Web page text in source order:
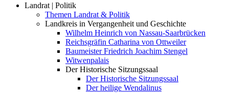
Landrat | Politik
Themen Landrat & Politik
Landkreis in Vergangenheit und Geschichte
Wilhelm Heinrich von Nassau-Saarbrücken
Reichsgräfin Catharina von Ottweiler
Baumeister Friedrich Joachim Stengel
Witwenpalais
Der Historische Sitzungssaal
Der Historische Sitzungssaal
Der heilige Wendalinus